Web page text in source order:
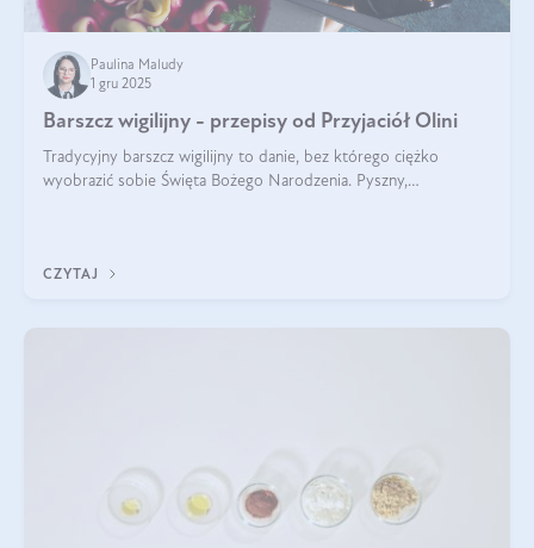
Paulina Maludy
1 gru 2025
Barszcz wigilijny - przepisy od Przyjaciół Olini
Tradycyjny barszcz wigilijny to danie, bez którego ciężko
wyobrazić sobie Święta Bożego Narodzenia. Pyszny,
CZYTAJ